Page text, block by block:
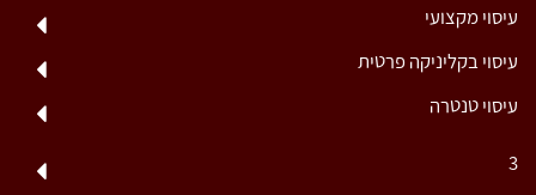
עיסוי מקצועי
עיסוי בקליניקה פרטית
עיסוי טנטרה
3